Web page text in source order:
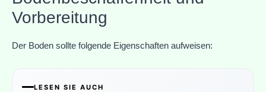
Vorbereitung
Der Boden sollte folgende Eigenschaften aufweisen:
LESEN SIE AUCH